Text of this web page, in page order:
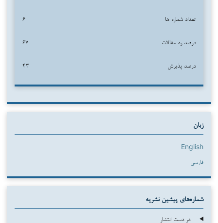
تعداد شماره ها ۶
درصد رد مقالات ۶۷
درصد پذیرش ۴۳
زبان
English
فارسی
شماره‌های پیشین نشریه
در دست انتشار